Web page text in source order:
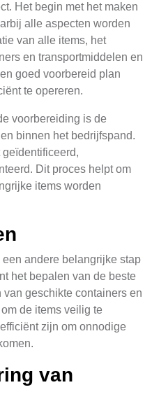
Het begin met het maken
alle aspecten worden
van alle items, het
en transportmiddelen en
goed voorbereid plan
te opereren.
voorbereiding is de
binnen het bedrijfspand.
Dit proces helpt om
items worden
andere belangrijke stap
het bepalen van de beste
van geschikte containers en
de items veilig te
zijn om onnodige
van